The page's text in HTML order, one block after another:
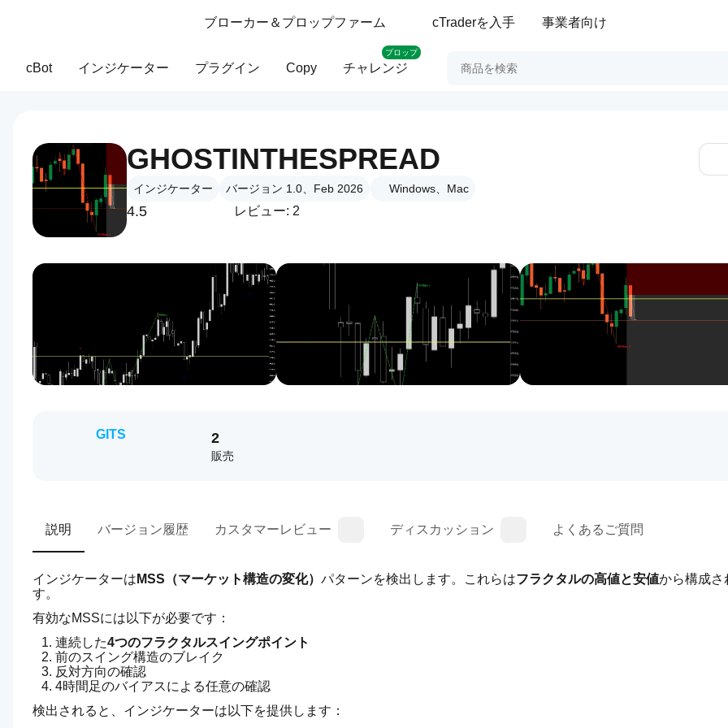
ブローカー＆プロップファーム cTraderを入手 事業者向け
cBot インジケーター プラグイン Copy チャレンジ
プロップ
GHOSTINTHESPREAD
インジケーター バージョン 1.0、Feb 2026 Windows、Mac
4.5 レビュー: 2
GITS 2
販売
説明 バージョン履歴 カスタマーレビュー ディスカッション よくあるご質問
インジケーターは MSS（マーケット構造の変化） パターンを検出します。これらはフラクタルの高値と安値から構成さ
す。
有効なMSSには以下が必要です：
連続した4つのフラクタルスイングポイント
前のスイング構造のブレイク
反対方向の確認
4時間足のバイアスによる任意の確認
検出されると、インジケーターは以下を提供します：